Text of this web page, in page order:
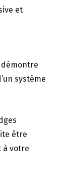
et
démontre
système
être
à votre